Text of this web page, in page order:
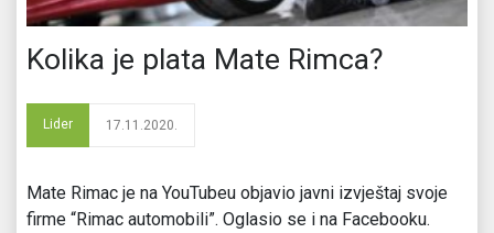
Kolika je plata Mate Rimca?
Lider 17.11.2020.
Mate Rimac je na YouTubeu objavio javni izvještaj svoje
firme “Rimac automobili”. Oglasio se i na Facebooku.